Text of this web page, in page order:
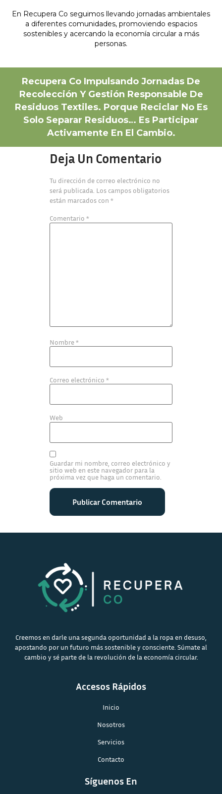
En Recupera Co seguimos llevando jornadas ambientales
a diferentes comunidades, promoviendo espacios
sostenibles y acercando la economía circular a más
personas.
Recupera Co Impulsando Jornadas De
Recolección Y Gestión Responsable De
Residuos Textiles. Porque Reciclar No Es
Solo Separar Residuos… Es Participar
Activamente En El Cambio.
Deja Un Comentario
Tu dirección de correo electrónico no
será publicada. Los campos obligatorios
están marcados con *
Comentario *
Nombre*
Correo electrónico *
Web
Guardar mi nombre, correo electrónico y
sitio web en este navegador para la
próxima vez que haga un comentario.
Creemos en darle una segunda oportunidad a la ropa en desuso,
apostando por un futuro más sostenible y consciente. Súmate al
cambio y sé parte de la revolución de la economía circular.
Accesos Rápidos
Inicio
Nosotros
Servicios
Contacto
Síguenos En